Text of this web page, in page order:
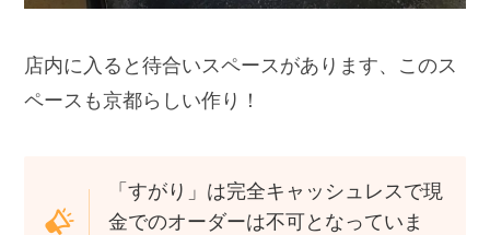
店内に入ると待合いスペースがあります、このス
ペースも京都らしい作り！
「すがり」は完全キャッシュレスで現
金でのオーダーは不可となっていま